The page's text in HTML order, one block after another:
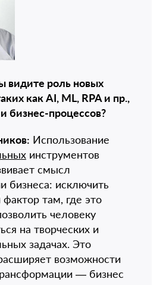
видите роль новых
как AI, ML, RPA и пр.,
бизнес-процессов?
Использование
инструментов
смысл
бизнеса: исключить
там, где это
человеку
на творческих и
задачах. Это
возможности
— бизнес